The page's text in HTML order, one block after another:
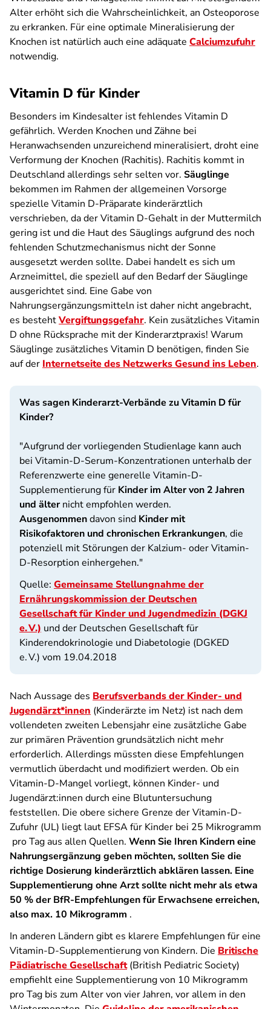
Alter erhöht sich die Wahrscheinlichkeit, an Osteoporose
zu erkranken. Für eine optimale Mineralisierung der
Knochen ist natürlich auch eine adäquate Calciumzufuhr
notwendig.
Vitamin D für Kinder
Besonders im Kindesalter ist fehlendes Vitamin D
gefährlich. Werden Knochen und Zähne bei
Heranwachsenden unzureichend mineralisiert, droht eine
Verformung der Knochen (Rachitis). Rachitis kommt in
Deutschland allerdings sehr selten vor. Säuglinge
bekommen im Rahmen der allgemeinen Vorsorge
spezielle Vitamin D-Präparate kinderärztlich
verschrieben, da der Vitamin D-Gehalt in der Muttermilch
gering ist und die Haut des Säuglings aufgrund des noch
fehlenden Schutzmechanismus nicht der Sonne
ausgesetzt werden sollte. Dabei handelt es sich um
Arzneimittel, die speziell auf den Bedarf der Säuglinge
ausgerichtet sind. Eine Gabe von
Nahrungsergänzungsmitteln ist daher nicht angebracht,
es bestehtVergiftungsgefahr. Kein zusätzliches Vitamin
D ohne Rücksprache mit der Kinderarztpraxis! Warum
Säuglinge zusätzliches Vitamin D benötigen, finden Sie
auf der Internetseite des Netzwerks Gesund ins Leben.
Was sagen Kinderarzt-Verbände zu Vitamin D für
Kinder?
"Aufgrund der vorliegenden Studienlage kann auch
bei Vitamin-D-Serum-Konzentrationen unterhalb der
Referenzwerte eine generelle Vitamin-D-
Supplementierung für Kinder im Alter von 2 Jahren
und älternicht empfohlen werden.
Ausgenommendavon sind Kinder mit
Risikofaktoren und chronischen Erkrankungen, die
potenziell mit Störungen der Kalzium- oder Vitamin-
D-Resorption einhergehen."
Quelle: Gemeinsame Stellungnahme der
Ernährungskommission der Deutschen
Gesellschaft für Kinder und Jugendmedizin (DGKJ
e. V.) und der Deutschen Gesellschaft für
Kinderendokrinologie und Diabetologie (DGKED
e. V.) vom 19.04.2018
Nach Aussage des Berufsverbands der Kinder- und
Jugendärzt*innen (Kinderärzte im Netz) ist nach dem
vollendeten zweiten Lebensjahr eine zusätzliche Gabe
zur primären Prävention grundsätzlich nicht mehr
erforderlich. Allerdings müssten diese Empfehlungen
vermutlich überdacht und modifiziert werden. Ob ein
Vitamin-D-Mangel vorliegt, können Kinder- und
Jugendärzt:innen durch eine Blutuntersuchung
feststellen. Die obere sichere Grenze der Vitamin-D-
Zufuhr (UL) liegt laut EFSA für Kinder bei 25 Mikrogramm
pro Tag aus allen Quellen. Wenn Sie Ihren Kindern eine
Nahrungsergänzung geben möchten, sollten Sie die
richtige Dosierung kinderärztlich abklären lassen. Eine
Supplementierung ohne Arzt sollte nicht mehr als etwa
50 % der BfR-Empfehlungen für Erwachsene erreichen,
also max. 10 Mikrogramm .
In anderen Ländern gibt es klarere Empfehlungen für eine
Vitamin-D-Supplementierung von Kindern. Die Britische
Pädiatrische Gesellschaft(British Pediatric Society)
empfiehlt eine Supplementierung von 10 Mikrogramm
pro Tag bis zum Alter von vier Jahren, vor allem in den